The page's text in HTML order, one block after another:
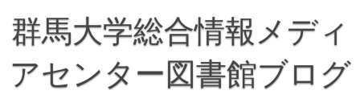
群馬大学総合情報メディ
アセンター図書館ブログ